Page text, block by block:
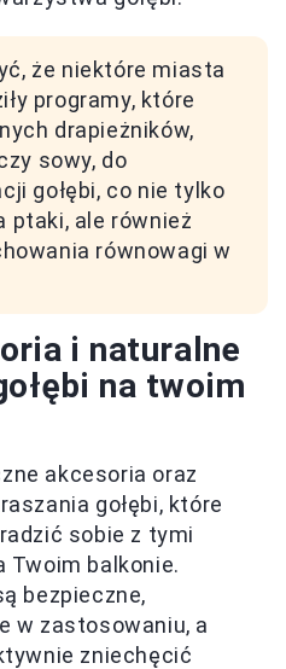
że niektóre miasta
programy, które
drapieżników,
sowy, do
gołębi, co nie tylko
ptaki, ale również
równowagi w
i naturalne
na twoim
akcesoria oraz
gołębi, które
sobie z tymi
Twoim balkonie.
bezpieczne,
w zastosowaniu, a
zniechęcić